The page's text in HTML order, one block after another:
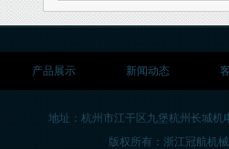
产品展示 新闻动态
地址：杭州市江干区九堡杭州长城机
版权所有：浙江冠航机